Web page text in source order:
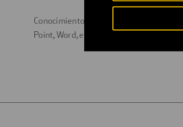
Conocimientos avanzados de
Point, Word, etc.)